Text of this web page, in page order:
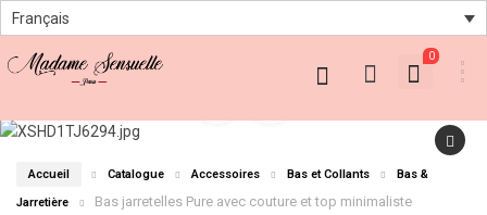
Français
0
Accueil Catalogue Accessoires Bas et Collants
Bas &
Jarretière
Bas jarretelles Pure avec couture et top minimaliste